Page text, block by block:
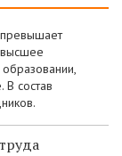
состав